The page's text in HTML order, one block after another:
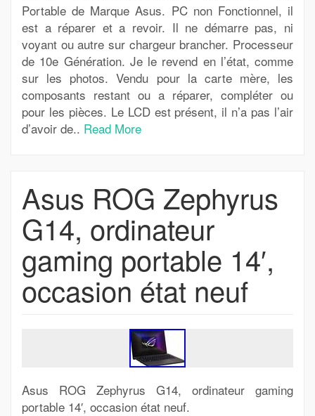
Portable de Marque Asus. PC non Fonctionnel, il
est a réparer et a revoir. Il ne démarre pas, ni
voyant ou autre sur chargeur brancher. Processeur
de 10e Génération. Je le revend en l’état, comme
sur les photos. Vendu pour la carte mère, les
composants restant ou a réparer, compléter ou
pour les pièces. Le LCD est présent, il n’a pas l’air
d’avoir de.. Read More
Asus ROG Zephyrus
G14, ordinateur
gaming portable 14′,
occasion état neuf
Asus ROG Zephyrus G14, ordinateur gaming
portable 14′, occasion état neuf.